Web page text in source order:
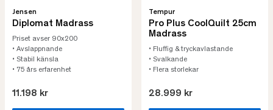
Jensen
Diplomat Madrass
Priset avser 90x200
• Avslappnande
• Stabil känsla
• 75 års erfarenhet
11.198 kr
Tempur
Pro Plus CoolQuilt 25cm
Madrass
• Fluffig & tryckavlastande
• Svalkande
• Flera storlekar
28.999 kr